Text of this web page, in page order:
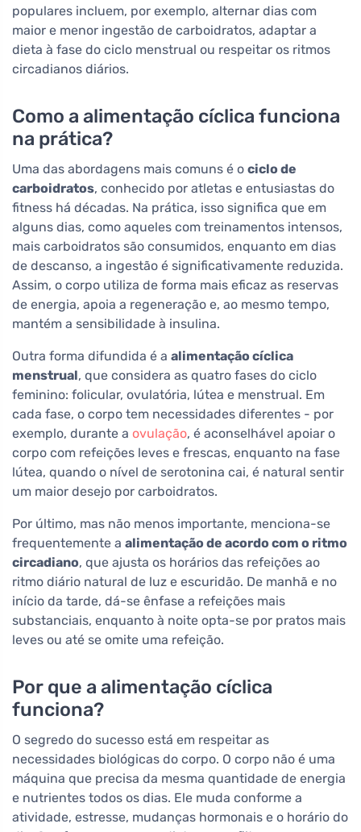
populares incluem, por exemplo, alternar dias com
maior e menor ingestão de carboidratos, adaptar a
dieta à fase do ciclo menstrual ou respeitar os ritmos
circadianos diários.
Como a alimentação cíclica funciona
na prática?
Uma das abordagens mais comuns é o ciclo de
carboidratos, conhecido por atletas e entusiastas do
fitness há décadas. Na prática, isso significa que em
alguns dias, como aqueles com treinamentos intensos,
mais carboidratos são consumidos, enquanto em dias
de descanso, a ingestão é significativamente reduzida.
Assim, o corpo utiliza de forma mais eficaz as reservas
de energia, apoia a regeneração e, ao mesmo tempo,
mantém a sensibilidade à insulina.
Outra forma difundida é a alimentação cíclica
menstrual, que considera as quatro fases do ciclo
feminino: folicular, ovulatória, lútea e menstrual. Em
cada fase, o corpo tem necessidades diferentes - por
exemplo, durante a ovulação, é aconselhável apoiar o
corpo com refeições leves e frescas, enquanto na fase
lútea, quando o nível de serotonina cai, é natural sentir
um maior desejo por carboidratos.
Por último, mas não menos importante, menciona-se
frequentemente a alimentação de acordo com o ritmo
circadiano, que ajusta os horários das refeições ao
ritmo diário natural de luz e escuridão. De manhã e no
início da tarde, dá-se ênfase a refeições mais
substanciais, enquanto à noite opta-se por pratos mais
leves ou até se omite uma refeição.
Por que a alimentação cíclica
funciona?
O segredo do sucesso está em respeitar as
necessidades biológicas do corpo. O corpo não é uma
máquina que precisa da mesma quantidade de energia
e nutrientes todos os dias. Ele muda conforme a
atividade, estresse, mudanças hormonais e o horário do